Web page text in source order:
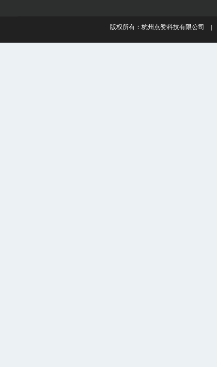
版权所有：杭州点赞科技有限公司